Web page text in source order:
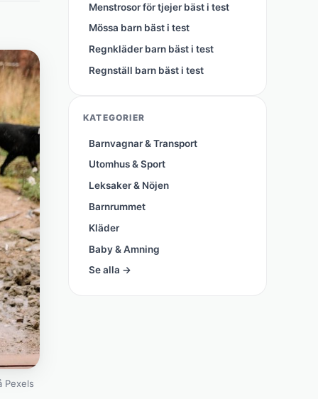
Pexels
Menstrosor för tjejer bäst i test
Mössa barn bäst i test
Regnkläder barn bäst i test
Regnställ barn bäst i test
KATEGORIER
Barnvagnar & Transport
Utomhus & Sport
Leksaker & Nöjen
Barnrummet
Kläder
Baby & Amning
Se alla →